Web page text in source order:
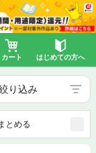
カート はじめての方へ
り込み
とめる